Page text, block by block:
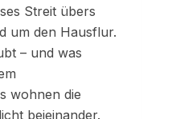
Streit übers
um den Hausflur.
– und was
wohnen die
beieinander.